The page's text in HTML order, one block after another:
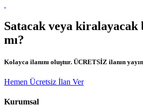
Satacak veya
mı?
Kolayca ilanını oluştur. ÜCRETSİZ ilanın
Hemen Ücretsiz İlan Ver
Kurumsal